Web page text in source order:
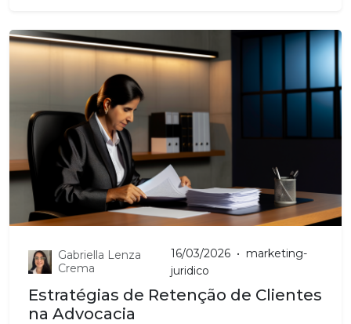
Gabriella Lenza
Crema
16/03/2026 • marketing-
juridico
Estratégias de Retenção de Clientes
na Advocacia